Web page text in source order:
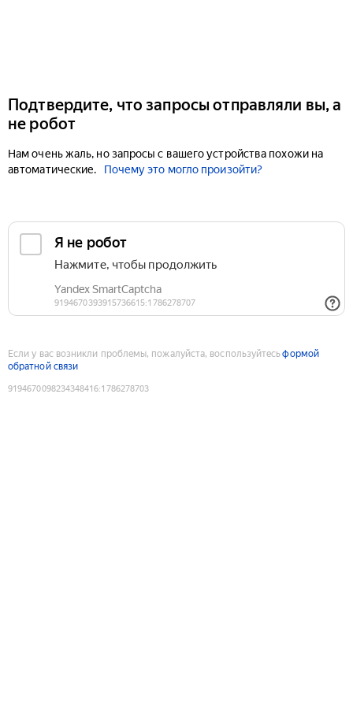
Подтвердите, что запросы отправляли вы, а
не робот
Нам очень жаль, но запросы с вашего устройства похожи на
автоматические.
Почему это могло произойти?
Если у вас возникли проблемы, пожалуйста, воспользуйтесьформой
обратной связи
9194670098234348416:1786278703